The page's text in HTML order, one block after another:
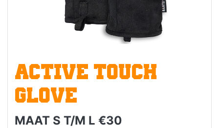
ACTIVE TOUCH
GLOVE
MAAT S T/M L €30